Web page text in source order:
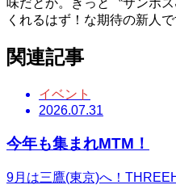
くれるはず！な期待の新人で
関連記事
イベント
2026.07.31
今年も集まれMTM！
9月は三鷹(東京)へ！